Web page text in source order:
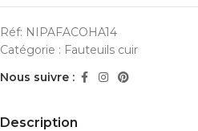
Réf: NIPAFACOHA14
Catégorie : Fauteuils cuir
Nous suivre :
Description